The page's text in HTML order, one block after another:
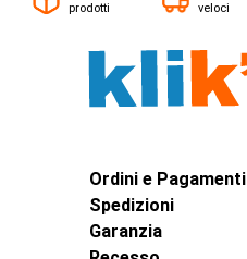
prodotti
veloci
Ordini e Pagamenti
Spedizioni
Garanzia